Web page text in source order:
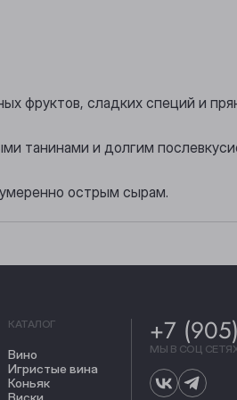
фруктов, сладких специй и
танинами и долгим
острым сырам.
КАТАЛОГ
Вино
Игристые вина
Коньяк
+7
МЫ В СОЦ